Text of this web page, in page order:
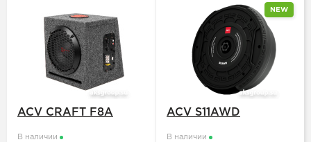
ACV CRAFT F8A
В наличии
NEW
ACV S11AWD
В наличии